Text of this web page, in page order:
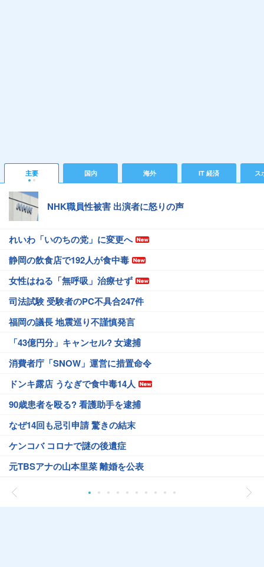
主要 国内 海外 IT 経済 ス
NHK職員性被害 出演者に怒りの声
れいわ「いのちの党」に変更へ
静岡の飲食店で192人が食中毒
女性はねる「無呼吸」治療せず
司法試験 受験者のPC不具合247件
福岡の議長 地震巡り不謹慎発言
「43億円分」キャンセル? 女逮捕
消費者庁「SNOW」運営に措置命令
ドンキ露店 うなぎで食中毒14人
90歳患者を殴る? 看護助手を逮捕
なぜ14回も忌引申請 驚きの結末
ケンコバ コロナで謎の後遺症
元TBSアナの山本里菜 離婚を公表